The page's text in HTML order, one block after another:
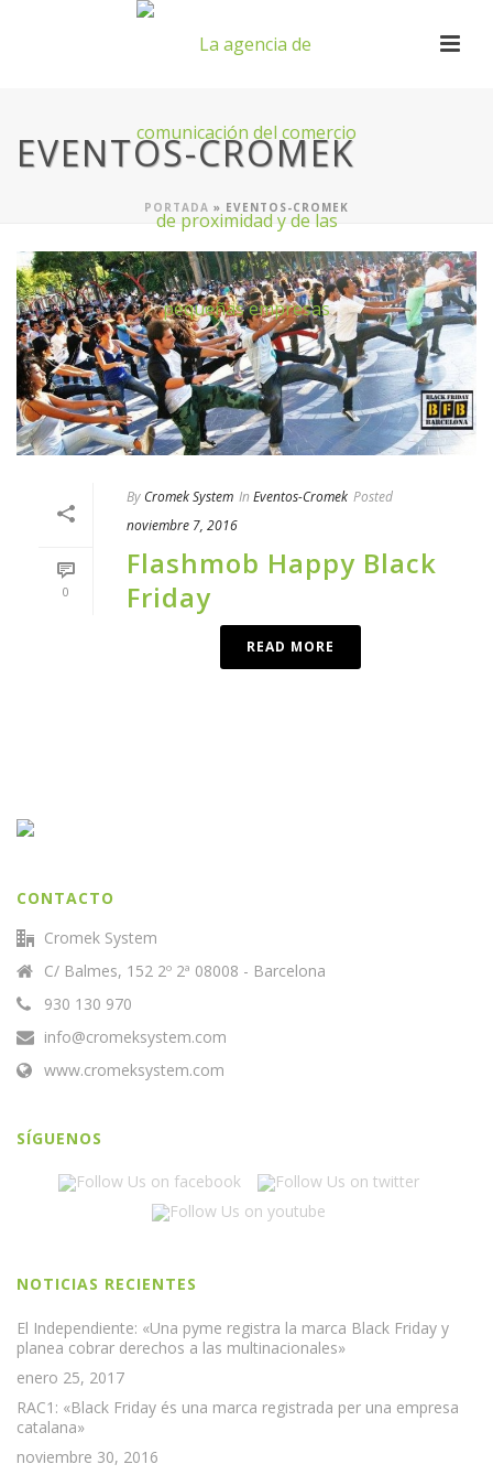
EVENTOS-CROMEK
PORTADA » EVENTOS-CROMEK
0
By Cromek System In Eventos-Cromek Posted
noviembre 7, 2016
Flashmob Happy Black
Friday
READ MORE
CONTACTO
Cromek System
C/ Balmes, 152 2º 2ª 08008 - Barcelona
930 130 970
info@cromeksystem.com
www.cromeksystem.com
SÍGUENOS
NOTICIAS RECIENTES
El Independiente: «Una pyme registra la marca Black Friday y
planea cobrar derechos a las multinacionales»
enero 25, 2017
RAC1: «Black Friday és una marca registrada per una empresa
catalana»
noviembre 30, 2016